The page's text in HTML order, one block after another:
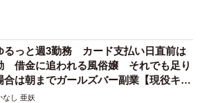
るっと週3勤務 カード支払い日直前は
借金に追われる風俗嬢 それでも足り
合は朝までガールズバー副業【現役キャ
取材】
なし 亜妖